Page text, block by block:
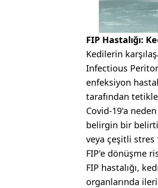
FIP Hastalığı:
Kedilerin
Infectious
enfeksiyon
tarafından
Covid-19'a
belirgin bir belirti
veya çeşitli stres
FIP'e dönüşme
FIP hastalığı,
organlarında